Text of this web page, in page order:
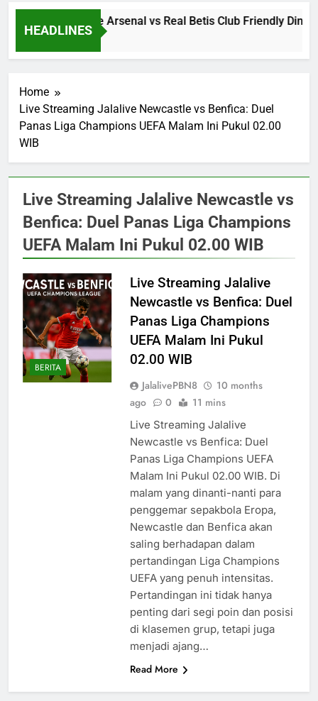
HEADLINES
Streaming Jalalive Arsenal vs Real Betis Club Friendly Dini
18 Hours Ago
Home
Live Streaming Jalalive Newcastle vs Benfica: Duel
Panas Liga Champions UEFA Malam Ini Pukul 02.00
WIB
Live Streaming Jalalive Newcastle vs
Benfica: Duel Panas Liga Champions
UEFA Malam Ini Pukul 02.00 WIB
BERITA
Live Streaming Jalalive
Newcastle vs Benfica: Duel
Panas Liga Champions
UEFA Malam Ini Pukul
02.00 WIB
JalalivePBN8
10 months
ago
0 11 mins
Live Streaming Jalalive
Newcastle vs Benfica: Duel
Panas Liga Champions UEFA
Malam Ini Pukul 02.00 WIB. Di
malam yang dinanti-nanti para
penggemar sepakbola Eropa,
Newcastle dan Benfica akan
saling berhadapan dalam
pertandingan Liga Champions
UEFA yang penuh intensitas.
Pertandingan ini tidak hanya
penting dari segi poin dan posisi
di klasemen grup, tetapi juga
menjadi ajang…
Read More